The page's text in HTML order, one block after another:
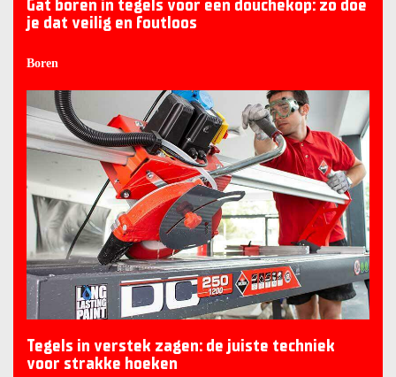
Gat boren in tegels voor een douchekop: zo doe
je dat veilig en foutloos
Boren
Tegels in verstek zagen: de juiste techniek
voor strakke hoeken